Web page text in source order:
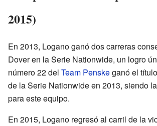
2015)
En 2013, Logano ganó dos carreras
Dover en la Serie Nationwide, un logro
número 22 del Team Penskeganó el
de la Serie Nationwide en 2013, siendo
para este equipo.
En 2015, Logano regresó al carril de la